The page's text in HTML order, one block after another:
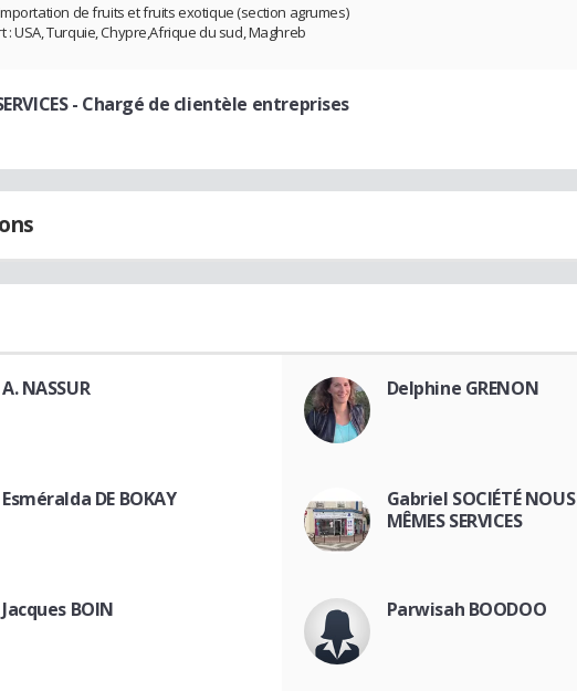
de fruits et fruits exotique (section agrumes)
: USA, Turquie, Chypre,Afrique du sud, Maghreb
- Chargé de clientèle entreprises
A. NASSUR Delphine GRENON
Esméralda DE BOKAY
Gabriel SOCIÉTÉ NOUS
MÊMES SERVICES
Jacques BOIN Parwisah BOODOO